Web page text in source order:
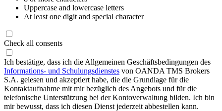
Uppercase and lowercase letters
At least one digit and special character
Check all consents
Ich bestätige, dass ich die Allgemeinen Geschäftsbedingungen des
Informations- und Schulungsdienstes von OANDA TMS Brokers
S.A. gelesen und akzeptiert habe, die die Grundlage für die
Kontaktaufnahme mit mir bezüglich des Angebots und für die
telefonische Unterstützung bei der Kontoverwaltung bilden. Ich bin
mir bewusst, dass ich diesen Dienst jederzeit abbestellen kann.